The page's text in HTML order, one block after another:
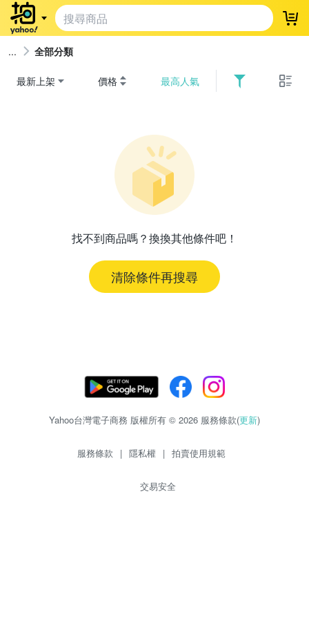
登
全部分類
最新上架 價格 最高人氣
找不到商品嗎？換換其他條件吧！
清除條件再搜尋
Yahoo台灣電子商務 版權所有 © 2026 服務條款(更新)
服務條款 | 隱私權 | 拍賣使用規範
交易安全